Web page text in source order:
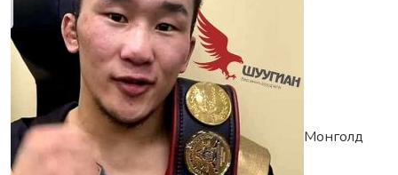
Монголд